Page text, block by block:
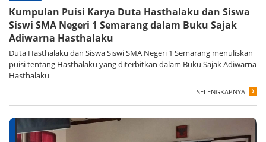
Kumpulan Puisi Karya Duta Hasthalaku dan Siswa
Siswi SMA Negeri 1 Semarang dalam Buku Sajak
Adiwarna Hasthalaku
Duta Hasthalaku dan Siswa Siswi SMA Negeri 1 Semarang menuliskan
puisi tentang Hasthalaku yang diterbitkan dalam Buku Sajak Adiwarna
Hasthalaku
SELENGKAPNYA